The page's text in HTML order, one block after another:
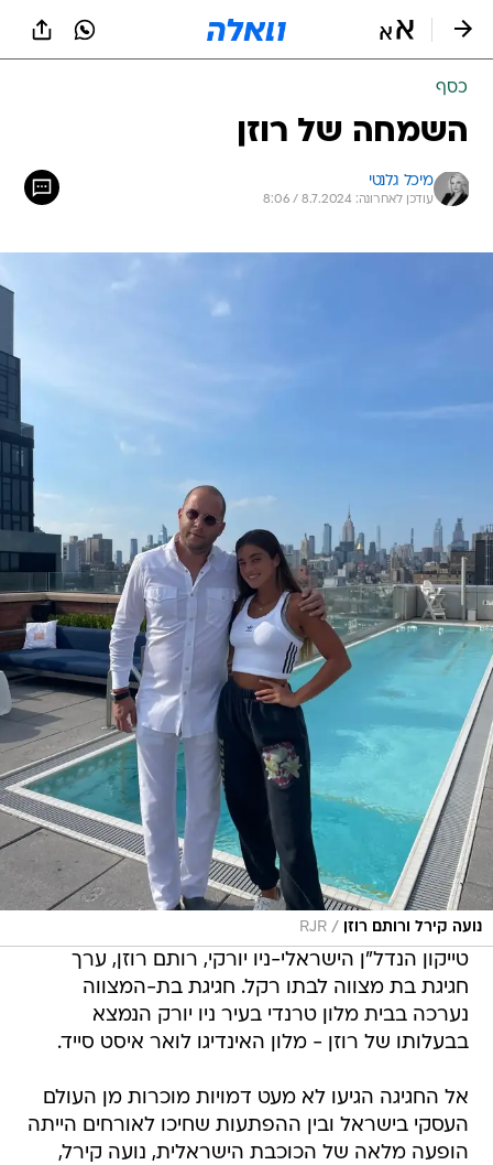
כסף
השמחה של רוזן
מיכל גלנטי
עודכן לאחרונה: 8.7.2024 / 8:06
נועה קירל ורותם רוזן /
RJR
טייקון הנדל"ן הישראלי-ניו יורקי, רותם רוזן, ערך
חגיגת בת מצווה לבתו רקל. חגיגת בת-המצווה
נערכה בבית מלון טרנדי בעיר ניו יורק הנמצא
בבעלותו של רוזן - מלון האינדיגו לואר איסט סייד.
אל החגיגה הגיעו לא מעט דמויות מוכרות מן העולם
העסקי בישראל ובין ההפתעות שחיכו לאורחים הייתה
הופעה מלאה של הכוכבת הישראלית, נועה קירל,